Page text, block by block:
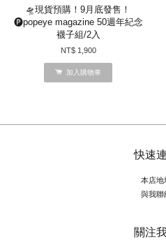
🛸現貨預購！9月底發售！
🅟popeye magazine 50週年紀念
襪子組/2入
NT$ 1,900
加入購物車
快速
本店地
與我聯
關注